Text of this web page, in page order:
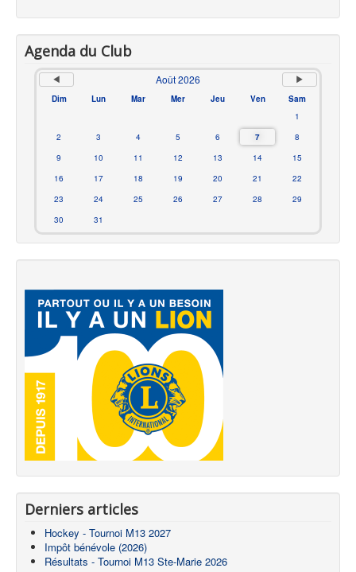
Agenda du Club
Août 2026
Dim Lun Mar Mer Jeu Ven
Sam
1
2
3 4 5 6 7
8
9
10 11 12 13 14
15
16
17 18 19 20 21
22
23
24 25 26 27 28
29
30
31
Derniers articles
Hockey - Tournoi M13 2027
Impôt bénévole (2026)
Résultats - Tournoi M13 Ste-Marie 2026